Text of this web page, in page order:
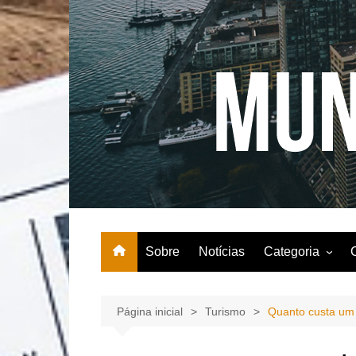
Ir
para
o
conteúdo
Sobre Notícias Categoria
Comida
Página inicial Turismo Quanto custa